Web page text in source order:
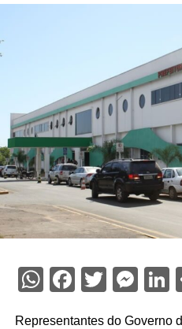
WhatsApp
Facebook
Representantes do Governo